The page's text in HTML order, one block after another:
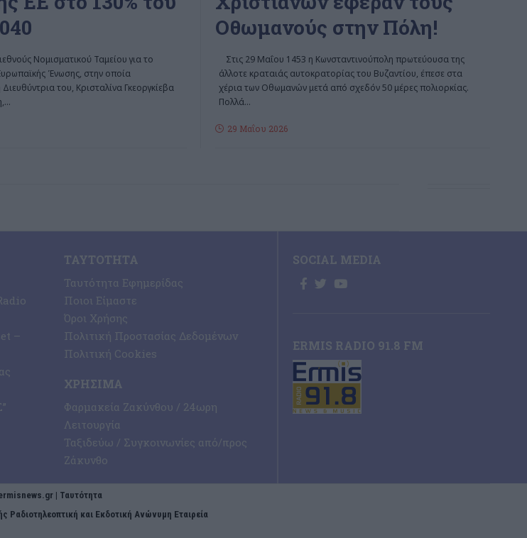
Νομισματικού Ταμείου για το
Ένωσης, στην οποία
του, Κρισταλίνα Γκεοργκίεβα
…
Οθωμανούς στην Πόλη!
Στις 29 Μαΐου 1453 η Κωνσταντινούπολη πρωτεύουσα της
άλλοτε κραταιάς αυτοκρατορίας του Βυζαντίου, έπεσε στα
χέρια των Οθωμανών μετά από σχεδόν 50 μέρες πολιορκίας.
Πολλά…
29 Μαΐου 2026
–
ΤΑΥΤΌΤΗΤΑ
Ταυτότητα Εφημερίδας
Ποιοι Είμαστε
Όροι Χρήσης
Πολιτική Προστασίας Δεδομένων
Πολιτική Cookies
ΧΡΉΣΙΜΑ
Φαρμακεία Ζακύνθου / 24ωρη
Λειτουργία
Ταξιδεύω / Συγκοινωνίες από/προς
Ζάκυνθο
SOCIAL MEDIA
ERMIS RADIO 91.8 FM
| Ταυτότητα
Ραδιοτηλεοπτική και Εκδοτική Ανώνυμη Εταιρεία